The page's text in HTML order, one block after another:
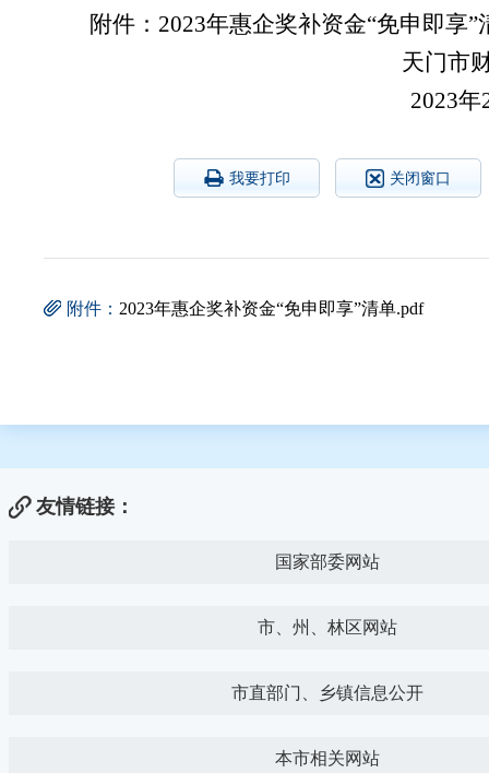
附件：2023年惠企奖补资金“免申即享”
天门
2023
我要打印 关闭窗口
附件： 2023年惠企奖补资金“免申即享”清单.pdf
友情链接：
国家部委网站
市、州、林区网站
市直部门、乡镇信息公开
本市相关网站